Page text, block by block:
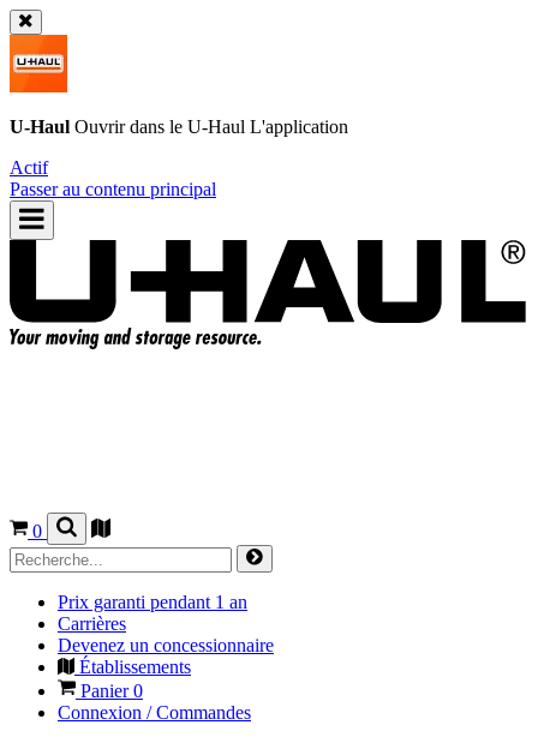
U-Haul Ouvrir dans le U-Haul L'application
Actif
Passer au contenu principal
0
Prix garanti pendant 1 an
Carrières
Devenez un concessionnaire
Établissements
Panier0
Connexion / Commandes